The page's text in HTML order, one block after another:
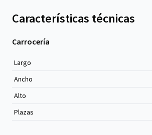
Características técnicas
Carrocería
Largo
Ancho
Alto
Plazas